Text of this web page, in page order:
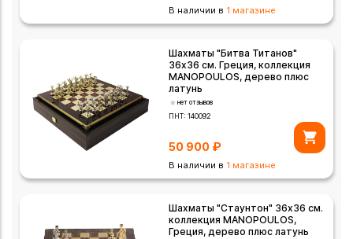
В наличии в 1 магазине
Шахматы "Битва Титанов"
36х36 см. Греция, коллекция
MANOPOULOS, дерево плюс
латунь
нет отзывов
ПНТ:140092
50 900 ₽
В наличии в 1 магазине
Шахматы "Стаунтон" 36х36 см.
коллекция MANOPOULOS,
Греция, дерево плюс латунь